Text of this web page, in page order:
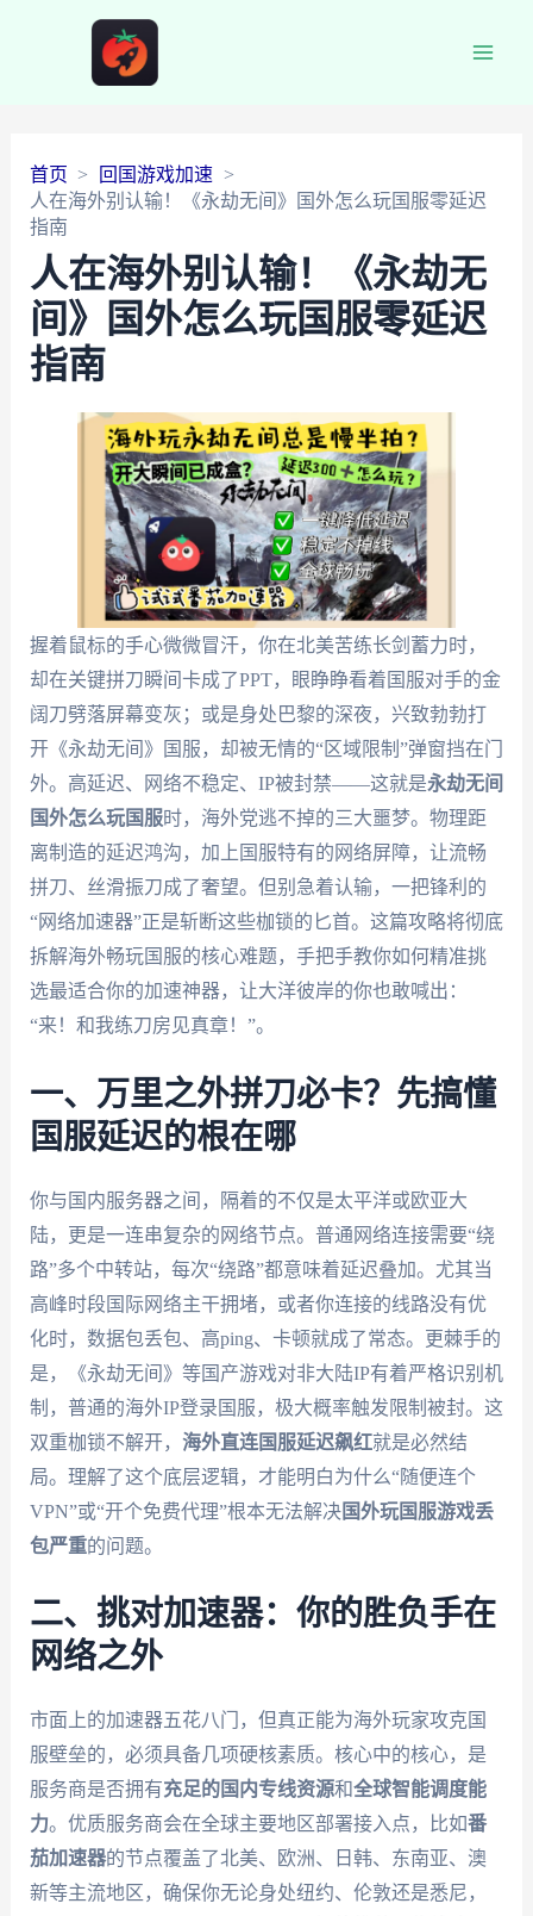
首页
回国游戏加速
人在海外别认输！《永劫无间》国外怎么玩国服零延迟
指南
人在海外别认输！《永劫无
间》国外怎么玩国服零延迟
指南
握着鼠标的手心微微冒汗，你在北美苦练长剑蓄力时，
却在关键拼刀瞬间卡成了PPT，眼睁睁看着国服对手的金
阔刀劈落屏幕变灰；或是身处巴黎的深夜，兴致勃勃打
开《永劫无间》国服，却被无情的“区域限制”弹窗挡在门
外。高延迟、网络不稳定、IP被封禁——这就是永劫无间
国外怎么玩国服时，海外党逃不掉的三大噩梦。物理距
离制造的延迟鸿沟，加上国服特有的网络屏障，让流畅
拼刀、丝滑振刀成了奢望。但别急着认输，一把锋利的
“网络加速器”正是斩断这些枷锁的匕首。这篇攻略将彻底
拆解海外畅玩国服的核心难题，手把手教你如何精准挑
选最适合你的加速神器，让大洋彼岸的你也敢喊出：
“来！和我练刀房见真章！”。
一、万里之外拼刀必卡？先搞懂
国服延迟的根在哪
你与国内服务器之间，隔着的不仅是太平洋或欧亚大
陆，更是一连串复杂的网络节点。普通网络连接需要“绕
路”多个中转站，每次“绕路”都意味着延迟叠加。尤其当
高峰时段国际网络主干拥堵，或者你连接的线路没有优
化时，数据包丢包、高ping、卡顿就成了常态。更棘手的
是，《永劫无间》等国产游戏对非大陆IP有着严格识别机
制，普通的海外IP登录国服，极大概率触发限制被封。这
双重枷锁不解开， 海外直连国服延迟飙红就是必然结
局。理解了这个底层逻辑，才能明白为什么“随便连个
VPN”或“开个免费代理”根本无法解决国外玩国服游戏丢
包严重的问题。
二、挑对加速器：你的胜负手在
网络之外
市面上的加速器五花八门，但真正能为海外玩家攻克国
服壁垒的，必须具备几项硬核素质。核心中的核心，是
服务商是否拥有充足的国内专线资源和全球智能调度能
力。优质服务商会在全球主要地区部署接入点，比如番
茄加速器的节点覆盖了北美、欧洲、日韩、东南亚、澳
新等主流地区，确保你无论身处纽约、伦敦还是悉尼，